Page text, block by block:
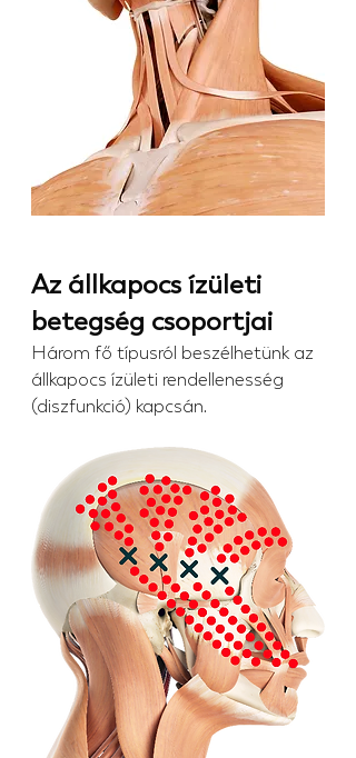
Az állkapocs ízületi
betegség csoportjai
Három fő típusról beszélhetünk az
állkapocs ízületi rendellenesség
(diszfunkció) kapcsán.